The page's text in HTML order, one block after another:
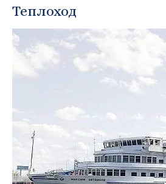
Теплоход